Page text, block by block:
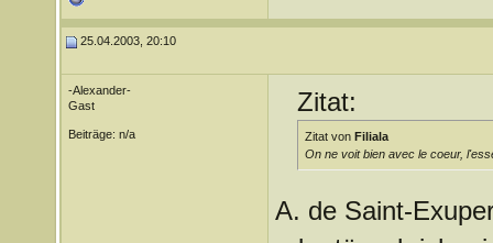
25.04.2003, 20:10
-Alexander-
Gast
Beiträge: n/a
Zitat:
Zitat von Filiala
On ne voit bien avec le coeur,
A. de Saint-